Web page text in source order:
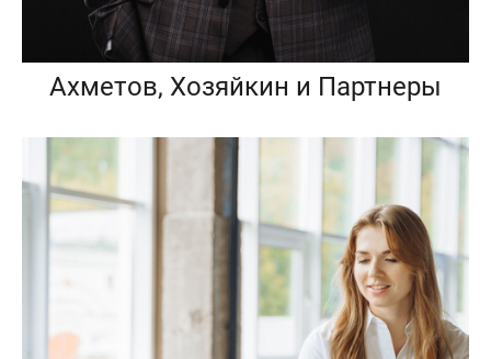
Ахметов, Хозяйкин и Партнеры